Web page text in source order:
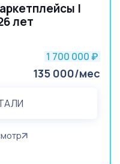
|
лет
1 700 000 ₽
135 000/мес